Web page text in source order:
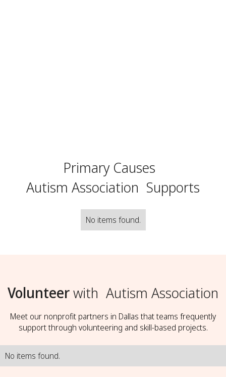
Primary Causes
Autism Association Supports
No items found.
Volunteerwith Autism Association
Meet our nonprofit partners in Dallas that teams frequently
support through volunteering and skill-based projects.
No items found.